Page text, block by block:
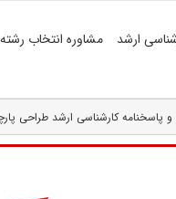
ارشد مشاوره انتخاب
پاسخنامه کارشناسی ارشد طراحی پارچه